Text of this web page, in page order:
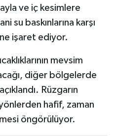
ve iç kesimlere
su baskınlarına karşı
işaret ediyor.
mevsim
diğer bölgelerde
Rüzgarın
hafif, zaman
öngörülüyor.